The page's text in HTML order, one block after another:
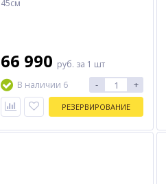
45см
66 990 руб. за 1 шт
В наличии 6
- +
РЕЗЕРВИРОВАНИЕ